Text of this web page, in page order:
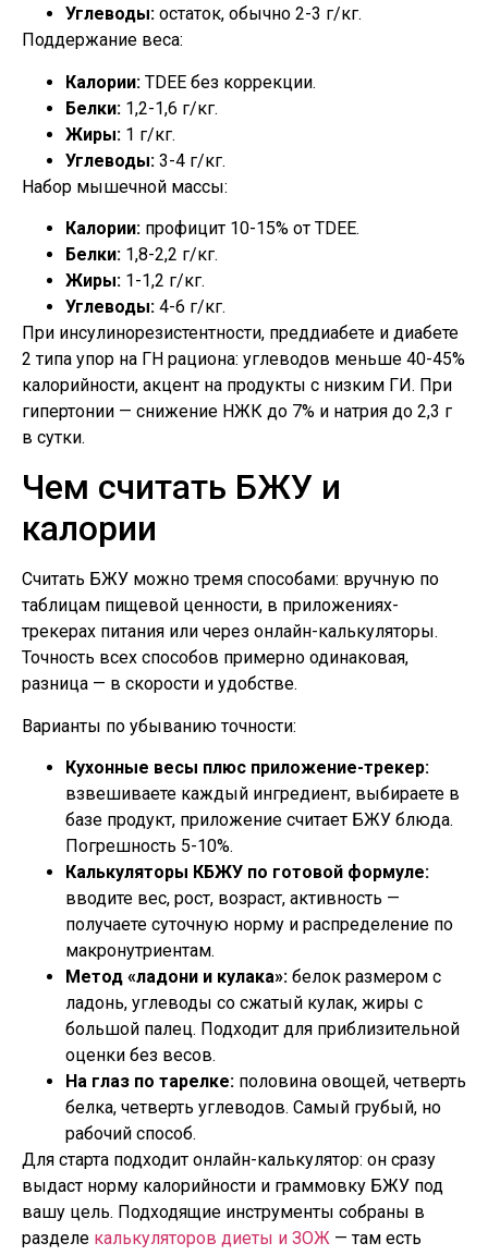
Углеводы: остаток, обычно 2-3 г/кг.
Поддержание веса:
Калории: TDEE без коррекции.
Белки: 1,2-1,6 г/кг.
Жиры: 1 г/кг.
Углеводы: 3-4 г/кг.
Набор мышечной массы:
Калории: профицит 10-15% от TDEE.
Белки: 1,8-2,2 г/кг.
Жиры: 1-1,2 г/кг.
Углеводы: 4-6 г/кг.
При инсулинорезистентности, преддиабете и диабете
2 типа упор на ГН рациона: углеводов меньше 40-45%
калорийности, акцент на продукты с низким ГИ. При
гипертонии — снижение НЖК до 7% и натрия до 2,3 г
в сутки.
Чем считать БЖУ и
калории
Считать БЖУ можно тремя способами: вручную по
таблицам пищевой ценности, в приложениях-
трекерах питания или через онлайн-калькуляторы.
Точность всех способов примерно одинаковая,
разница — в скорости и удобстве.
Варианты по убыванию точности:
Кухонные весы плюс приложение-трекер:
взвешиваете каждый ингредиент, выбираете в
базе продукт, приложение считает БЖУ блюда.
Погрешность 5-10%.
Калькуляторы КБЖУ по готовой формуле:
вводите вес, рост, возраст, активность —
получаете суточную норму и распределение по
макронутриентам.
Метод «ладони и кулака»: белок размером с
ладонь, углеводы со сжатый кулак, жиры с
большой палец. Подходит для приблизительной
оценки без весов.
На глаз по тарелке: половина овощей, четверть
белка, четверть углеводов. Самый грубый, но
рабочий способ.
Для старта подходит онлайн-калькулятор: он сразу
выдаст норму калорийности и граммовку БЖУ под
вашу цель. Подходящие инструменты собраны в
разделе калькуляторов диеты и ЗОЖ — там есть